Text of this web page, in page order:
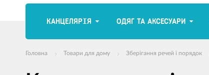
КАНЦЕЛЯРІЯ ОДЯГ ТА АКСЕСУАРИ
Головна Товари для дому Зберігання речей і порядок